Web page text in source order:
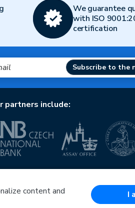
We guarantee
with ISO
certification
Subscribe to the
partners include:
Operational Programme Enterprise
for Competitiveness
content and
I